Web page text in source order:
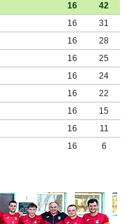
16
42
16
31
16
28
16
25
16
24
16
22
16
15
16
11
16 6